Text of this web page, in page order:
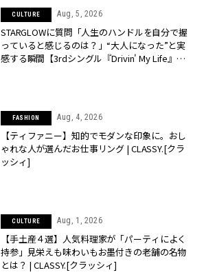
CULTURE Aug, 5, 2026
STARGLOWに質問「人生のハンドルを自分で握
っていると感じるのは？」“大️人になった”と実
感する瞬間【3rdシングル『Drivin' My Life』発
FASHION Aug, 4, 2026
【ティファニー】知的でモダンな印象に。おし
ゃれな人が選んだお仕事リング | CLASSY.[クラ
ッシィ]
CULTURE Aug, 1, 2026
【手土産４選】人気料理家が「パーティによく
持参」見栄えも味わいもお墨付きの老舗の名物
とは？ | CLASSY.[クラッシィ]